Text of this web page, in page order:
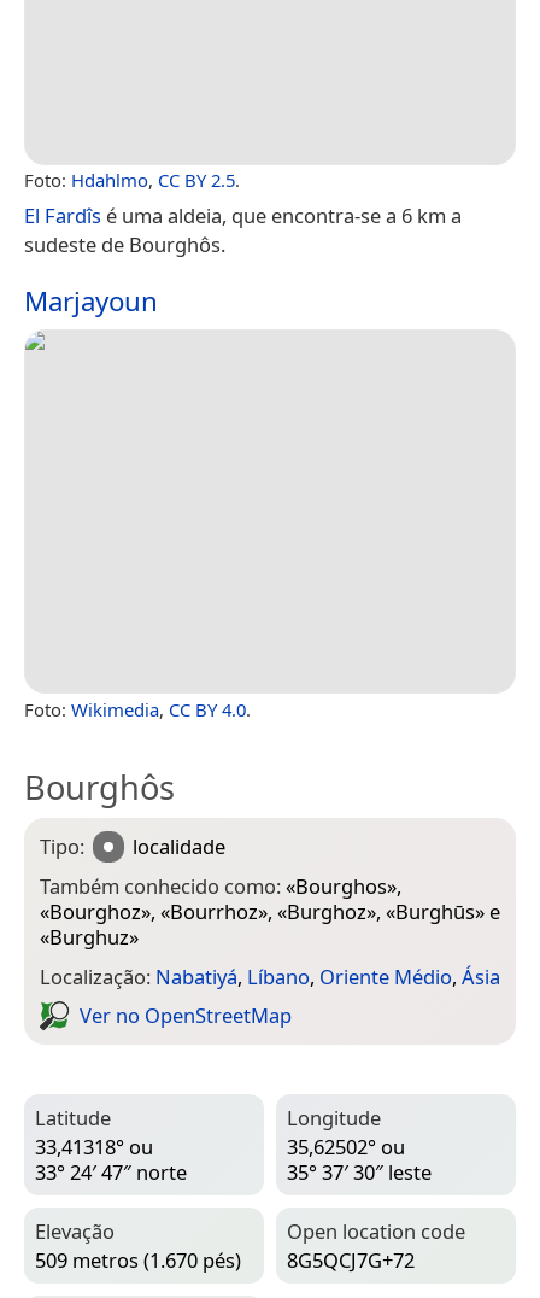
Foto: Hdahlmo, CC BY 2.5.
El Fardîs é uma aldeia, que encontra-se a 6 km a
sudeste de Bourghôs.
Marjayoun
Foto: Wikimedia, CC BY 4.0.
Bourghôs
Tipo:
localidade
Também conhecido como:«Bourghos»,
«Bourghoz», «Bourrhoz», «Burghoz», «Burghūs» e
«Burghuz»
Localização: Nabatiyá, Líbano, Oriente Médio, Ásia
Ver no Open­Street­Map
Latitude
33,41318° ou
33° 24′ 47″ norte
Longitude
35,62502° ou
35° 37′ 30″ leste
Elevação
509 metros (1.670 pés)
Open location code
8G5QCJ7G+72